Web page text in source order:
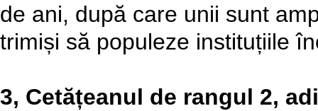
de ani, după care unii sunt
trimiși să populeze instituțiile
3, Cetățeanul de rangul 2,